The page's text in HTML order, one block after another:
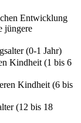
Entwicklung
jüngere
(0-1 Jahr)
Kindheit (1 bis 6
Kindheit (6 bis
(12 bis 18